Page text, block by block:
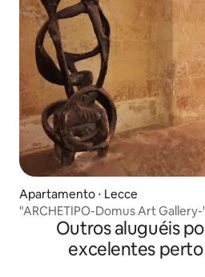
Apartamento ⋅ Lecce
"ARCHETIPO-Domus Art
Outros aluguéis
excelentes